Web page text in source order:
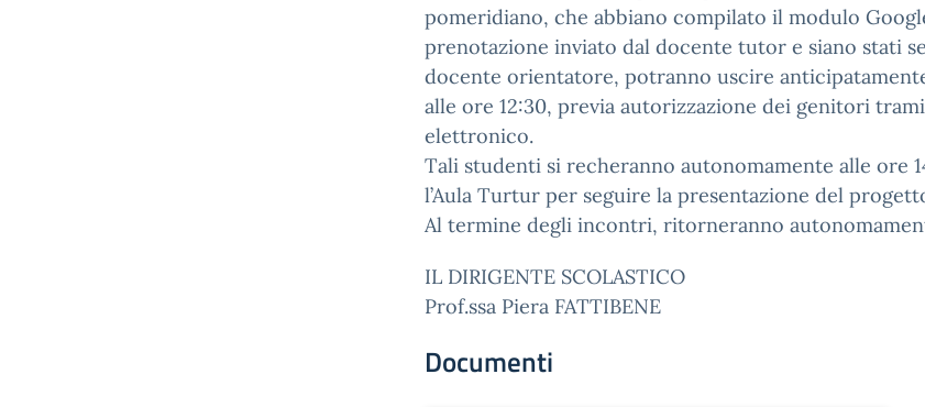
pomeridiano, che abbiano compilato il modulo
prenotazione inviato dal docente tutor e siano stati
docente orientatore, potranno uscire
alle ore 12:30, previa autorizzazione dei genitori
elettronico.
Tali studenti si recheranno autonomamente alle ore
l’Aula Turtur per seguire la presentazione del
Al termine degli incontri, ritorneranno
IL DIRIGENTE SCOLASTICO
Prof.ssa Piera FATTIBENE
Documenti